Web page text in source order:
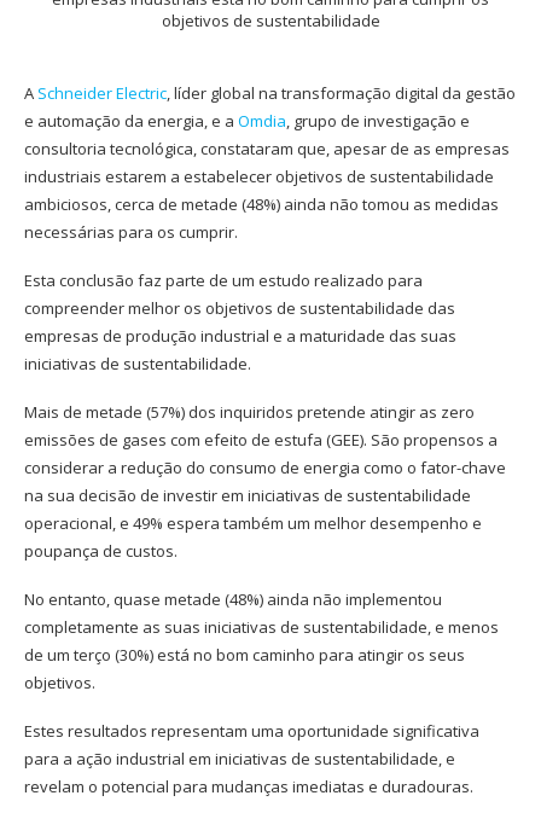
A Schneider Electric, líder global na transformação digital da gestão
e automação da energia, e a Omdia, grupo de investigação e
consultoria tecnológica, constataram que, apesar de as empresas
industriais estarem a estabelecer objetivos de sustentabilidade
ambiciosos, cerca de metade (48%) ainda não tomou as medidas
necessárias para os cumprir.
Esta conclusão faz parte de um estudo realizado para
compreender melhor os objetivos de sustentabilidade das
empresas de produção industrial e a maturidade das suas
iniciativas de sustentabilidade.
Mais de metade (57%) dos inquiridos pretende atingir as zero
emissões de gases com efeito de estufa (GEE). São propensos a
considerar a redução do consumo de energia como o fator-chave
na sua decisão de investir em iniciativas de sustentabilidade
operacional, e 49% espera também um melhor desempenho e
poupança de custos.
No entanto, quase metade (48%) ainda não implementou
completamente as suas iniciativas de sustentabilidade, e menos
de um terço (30%) está no bom caminho para atingir os seus
objetivos.
Estes resultados representam uma oportunidade significativa
para a ação industrial em iniciativas de sustentabilidade, e
revelam o potencial para mudanças imediatas e duradouras.